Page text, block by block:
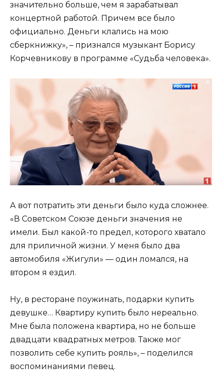
значительно больше, чем я зарабатывал
концертной работой. Причем все было
официально. Деньги клались на мою
сберкнижку», – признался музыкант Борису
Корчевникову в программе «Судьба человека».
А вот потратить эти деньги было куда сложнее.
«В Советском Союзе деньги значения не
имели. Был какой-то предел, которого хватало
для приличной жизни. У меня было два
автомобиля «Жигули» — один ломался, на
втором я ездил.
Ну, в ресторане поужинать, подарки купить
девушке… Квартиру купить было нереально.
Мне была положена квартира, но не больше
двадцати квадратных метров. Также мог
позволить себе купить рояль», – поделился
воспоминаниями певец.